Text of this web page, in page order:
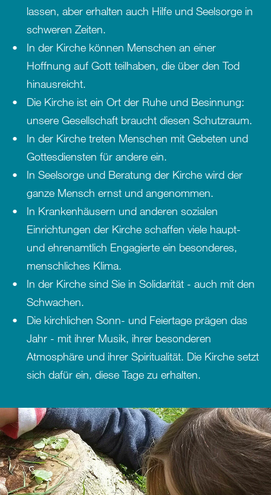
lassen, aber erhalten auch Hilfe und Seelsorge in
schweren Zeiten.
In der Kirche können Menschen an einer
Hoffnung auf Gott teilhaben, die über den Tod
hinausreicht.
Die Kirche ist ein Ort der Ruhe und Besinnung:
unsere Gesellschaft braucht diesen Schutzraum.
In der Kirche treten Menschen mit Gebeten und
Gottesdiensten für andere ein.
In Seelsorge und Beratung der Kirche wird der
ganze Mensch ernst und angenommen.
In Krankenhäusern und anderen sozialen
Einrichtungen der Kirche schaffen viele haupt-
und ehrenamtlich Engagierte ein besonderes,
menschliches Klima.
In der Kirche sind Sie in Solidarität - auch mit den
Schwachen.
Die kirchlichen Sonn- und Feiertage prägen das
Jahr - mit ihrer Musik, ihrer besonderen
Atmosphäre und ihrer Spiritualität. Die Kirche setzt
sich dafür ein, diese Tage zu erhalten.